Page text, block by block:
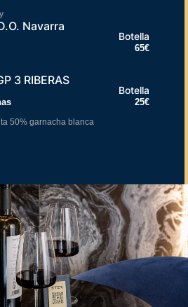
Navarra
Botella
65€
3 RIBERAS
Botella
25€
50% garnacha blanca